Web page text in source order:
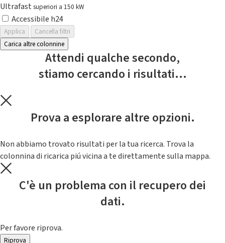
Ultrafast superiori a 150 kW
Accessibile h24
Applica
Cancella filtri
Carica altre colonnine
Attendi qualche secondo,
stiamo cercando i risultati...
Prova a esplorare altre opzioni.
Non abbiamo trovato risultati per la tua ricerca. Trova la
colonnina di ricarica piú vicina a te direttamente sulla mappa.
C'è un problema con il recupero dei
dati.
Per favore riprova.
Riprova